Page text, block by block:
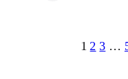
1 2 3 …